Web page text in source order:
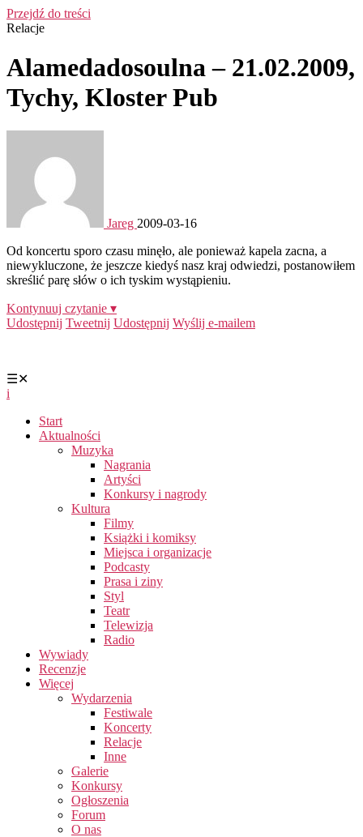
Przejdź do treści
Relacje
Alamedadosoulna – 21.02.2009,
Tychy, Kloster Pub
Jareg 2009-03-16
Od koncertu sporo czasu minęło, ale ponieważ kapela zacna, a
niewykluczone, że jeszcze kiedyś nasz kraj odwiedzi, postanowiłem
skreślić parę słów o ich tyskim wystąpieniu.
Kontynuuj czytanie ▾
Udostępnij Tweetnij Udostępnij Wyślij e-mailem
☰✕
i
Start
Aktualności
Muzyka
Nagrania
Artyści
Konkursy i nagrody
Kultura
Filmy
Książki i komiksy
Miejsca i organizacje
Podcasty
Prasa i ziny
Styl
Teatr
Telewizja
Radio
Wywiady
Recenzje
Więcej
Wydarzenia
Festiwale
Koncerty
Relacje
Inne
Galerie
Konkursy
Ogłoszenia
Forum
O nas